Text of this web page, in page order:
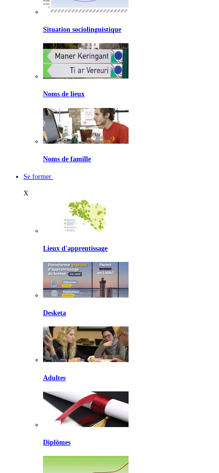
Situation sociolinguistique
Noms de lieux
Noms de famille
Se former
X
Lieux d'apprentissage
Desketa
Adultes
Diplômes